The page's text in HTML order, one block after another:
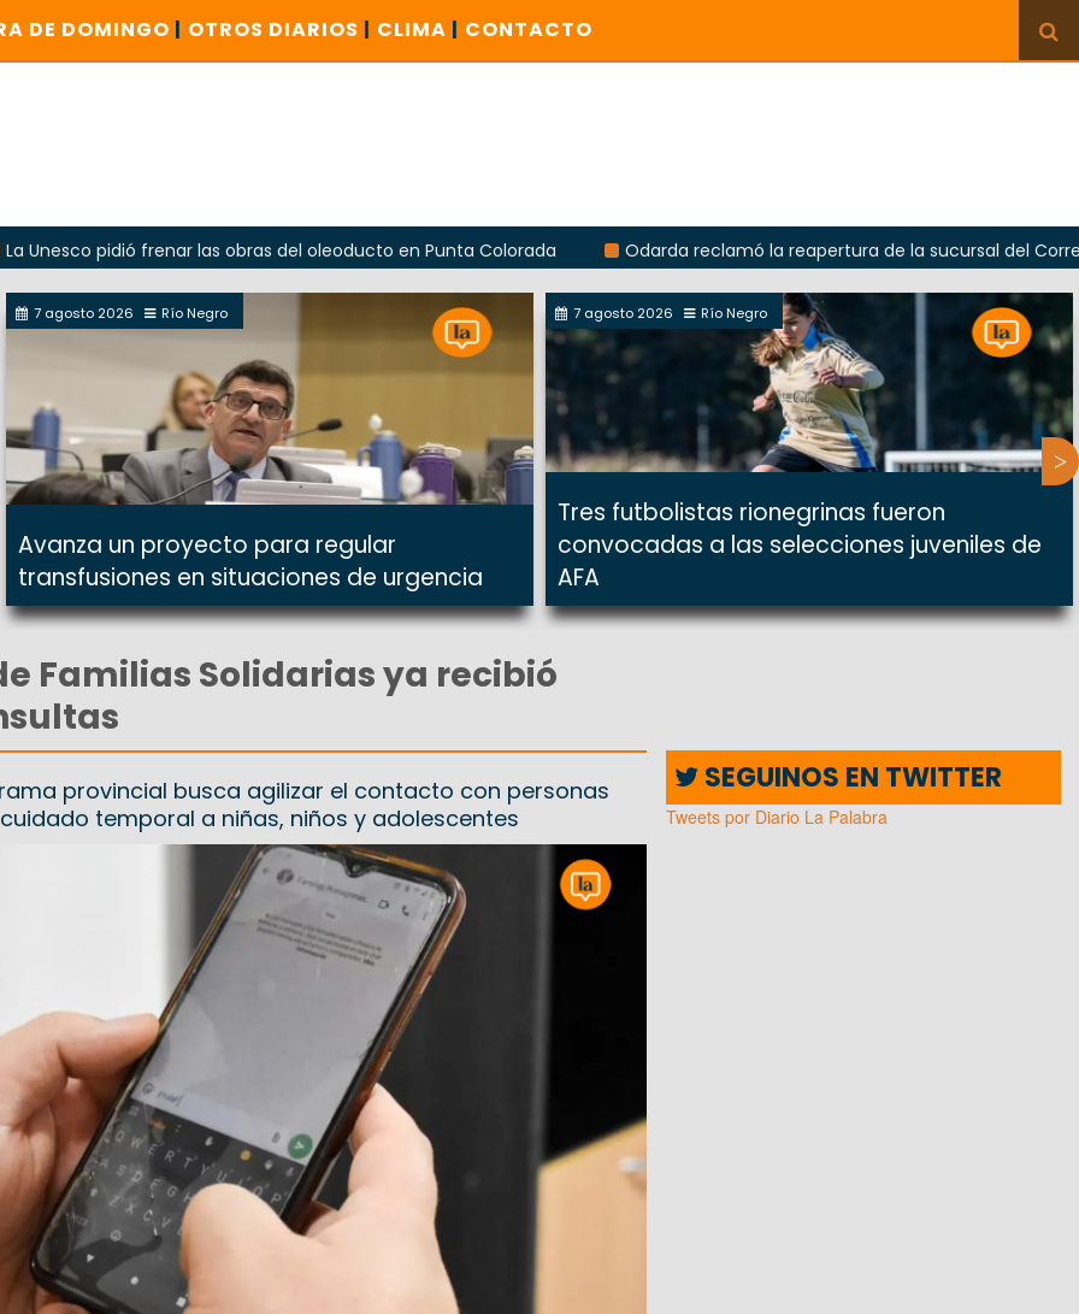
DE DOMINGO | OTROS DIARIOS | CLIMA | CONTACTO
frenar las obras del oleoducto en Punta Colorada
Odarda reclamó la reapertura de la sucursal del Correo
7 agosto 2026 Río Negro
Avanza un proyecto para regular
transfusiones en situaciones de urgencia
7 agosto 2026 Río Negro
Tres futbolistas rionegrinas fueron
convocadas a las selecciones juveniles de
AFA
Familias Solidarias ya recibió
provincial busca agilizar el contacto con personas
temporal a niñas, niños y adolescentes
SEGUINOS EN TWITTER
Tweets por Diario La Palabra